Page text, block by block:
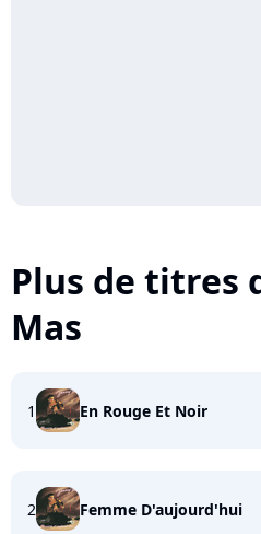
Plus de titres
Mas
1 En Rouge Et Noir
2 Femme D'aujourd'hui